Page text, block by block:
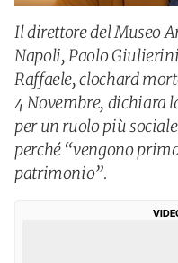
Il direttore del Museo
Napoli, Paolo
Raffaele, clochard
4 Novembre, dichiara
per un ruolo più
perché “vengono
patrimonio”.